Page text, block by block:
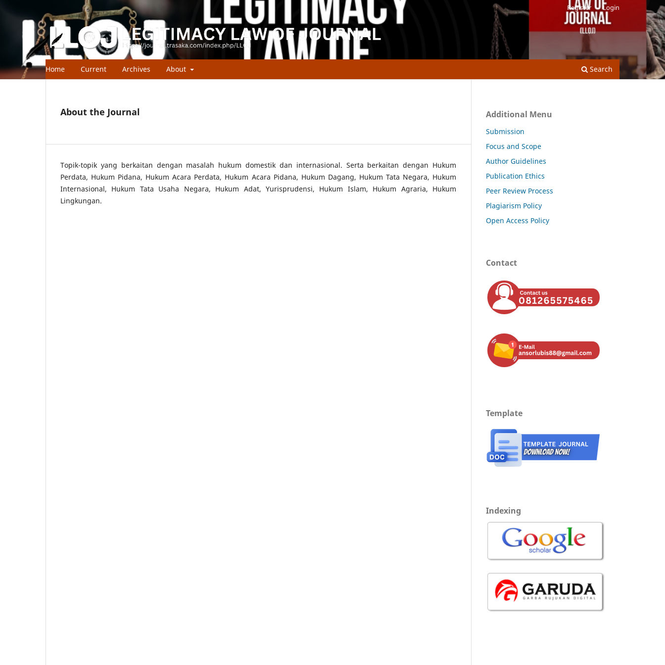
Home Current Archives About Search
Register Login
About the Journal
Topik-topik yang berkaitan dengan masalah hukum domestik dan internasional. Serta berkaitan dengan Hukum
Perdata, Hukum Pidana, Hukum Acara Perdata, Hukum Acara Pidana, Hukum Dagang, Hukum Tata Negara, Hukum
Internasional, Hukum Tata Usaha Negara, Hukum Adat, Yurisprudensi, Hukum Islam, Hukum Agraria, Hukum
Lingkungan.
Additional Menu
Submission
Focus and Scope
Author Guidelines
Publication Ethics
Peer Review Process
Plagiarism Policy
Open Access Policy
Contact
Template
Indexing